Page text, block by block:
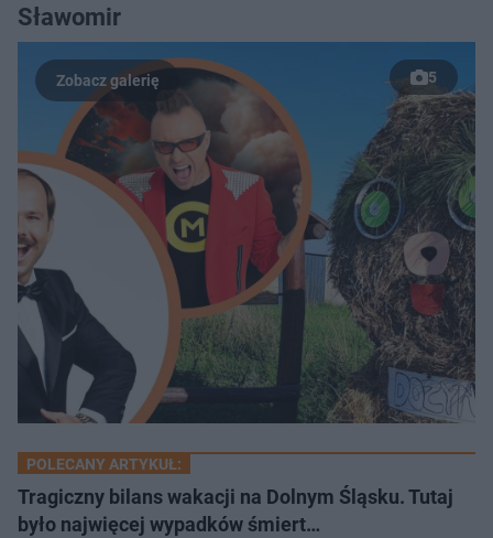
Sławomir
5
POLECANY ARTYKUŁ:
Tragiczny bilans wakacji na Dolnym Śląsku. Tutaj
było najwięcej wypadków śmiert…